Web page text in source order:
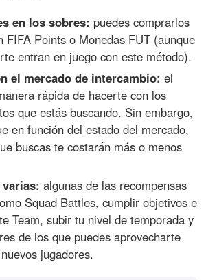
en los sobres: puedes comprarlos
FIFA Points o Monedas FUT (aunque
entran en juego con este método).
el mercado de intercambio: el
rápida de hacerte con los
que estás buscando. Sin embargo,
en función del estado del mercado,
buscas te costarán más o menos
algunas de las recompensas
Squad Battles, cumplir objetivos e
Team, subir tu nivel de temporada y
de los que puedes aprovecharte
jugadores.